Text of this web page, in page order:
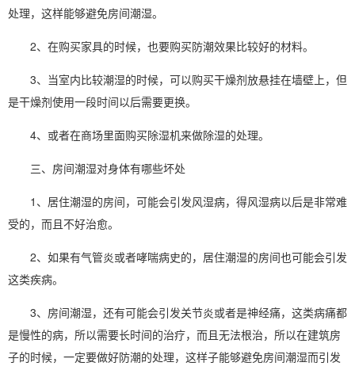
处理，这样能够避免房间潮湿。
2、在购买家具的时候，也要购买防潮效果比较好的材料。
3、当室内比较潮湿的时候，可以购买干燥剂放悬挂在墙壁上，但
是干燥剂使用一段时间以后需要更换。
4、或者在商场里面购买除湿机来做除湿的处理。
三、房间潮湿对身体有哪些坏处
1、居住潮湿的房间，可能会引发风湿病，得风湿病以后是非常难
受的，而且不好治愈。
2、如果有气管炎或者哮喘病史的，居住潮湿的房间也可能会引发
这类疾病。
3、房间潮湿，还有可能会引发关节炎或者是神经痛，这类病痛都
是慢性的病，所以需要长时间的治疗，而且无法根治，所以在建筑房
子的时候，一定要做好防潮的处理，这样子能够避免房间潮湿而引发